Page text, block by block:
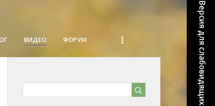
Версия для слабовидящих
ВИДЕО ФОРУМ